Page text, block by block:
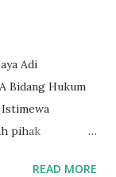
Adi
Bidang Hukum
pihak
READ MORE